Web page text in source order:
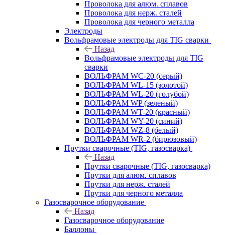
Проволока для алюм. сплавов
Проволока для нерж. сталей
Проволока для черного металла
Электроды
Вольфрамовые электроды для TIG сварки
Назад
Вольфрамовые электроды для TIG
сварки
ВОЛЬФРАМ WC-20 (серый)
ВОЛЬФРАМ WL-15 (золотой)
ВОЛЬФРАМ WL-20 (голубой)
ВОЛЬФРАМ WP (зеленый)
ВОЛЬФРАМ WT-20 (красный)
ВОЛЬФРАМ WY-20 (синий)
ВОЛЬФРАМ WZ-8 (белый)
ВОЛЬФРАМ WR-2 (бирюзовый)
Прутки сварочные (TIG, газосварка)
Назад
Прутки сварочные (TIG, газосварка)
Прутки для алюм. сплавов
Прутки для нерж. сталей
Прутки для черного металла
Газосварочное оборудование
Назад
Газосварочное оборудование
Баллоны